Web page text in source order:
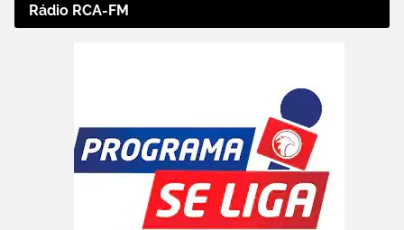
Rádio RCA-FM